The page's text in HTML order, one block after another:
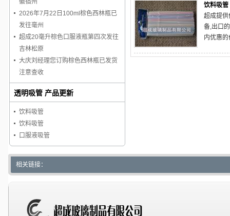
饮料吸管
超成提供
备,出口
内优惠
徽宿州
2026年7月22日100ml棕色西林瓶已
发往毫州
超成20毫升棕色口服液瓶第四次发往
吉林松原
大庆刘经理您订购棕色西林瓶已发货
注意查收
透明吸管 产品更新
饮料吸管
饮料吸管
口服液吸管
相关链接：